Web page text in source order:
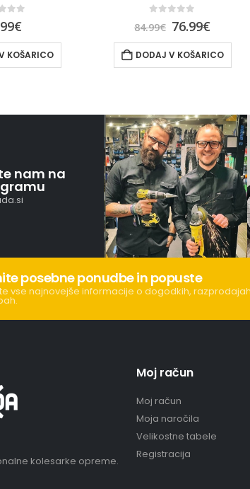
76.99
KOŠARICO
84.99€
DODAJ V KOŠARICO
nam na
posebne ponudbe in popuste
vse najnovejše informacije o dogodkih,
kolesarke opreme.
Moj račun
Moj račun
Moja naročila
Velikostne tabele
Registracija